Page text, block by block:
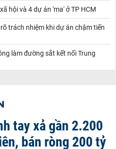
hội và 4 dự án 'ma' ở TP HCM
trách nhiệm khi dự án chậm tiến
làm đường sắt kết nối Trung
tay xả gần 2.200
bán ròng 200 tỷ